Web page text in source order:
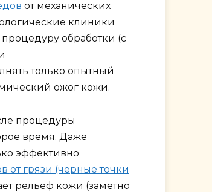
от механических
клиники
обработки (с
только опытный
ожог кожи.
процедуры
время. Даже
эффективно
от грязи (черные точки
рельеф кожи (заметно